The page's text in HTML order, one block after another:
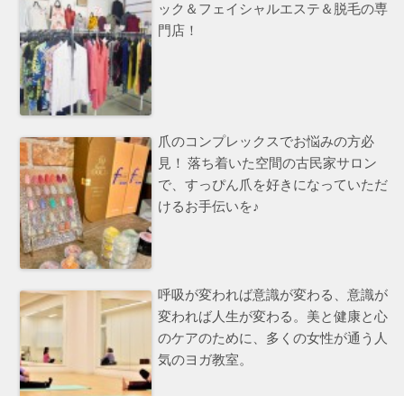
ック＆フェイシャルエステ＆脱毛の専
門店！
爪のコンプレックスでお悩みの方必
見！ 落ち着いた空間の古民家サロン
で、すっぴん爪を好きになっていただ
けるお手伝いを♪
呼吸が変われば意識が変わる、意識が
変われば人生が変わる。美と健康と心
のケアのために、多くの女性が通う人
気のヨガ教室。